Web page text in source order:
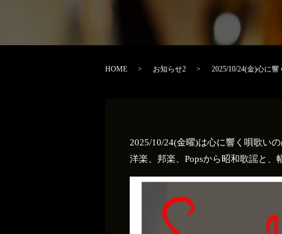
HOME お知らせ2 2025/10/24(金)心に
2025/10/24(金曜)は心に響く唄歌い
洋楽、邦楽、Popsから昭和歌謡と、